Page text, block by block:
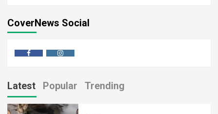
CoverNews Social
Latest Popular Trending